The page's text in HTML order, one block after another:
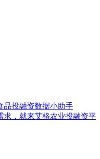
品投融资数据小助手
求，就来艾格农业投融资平